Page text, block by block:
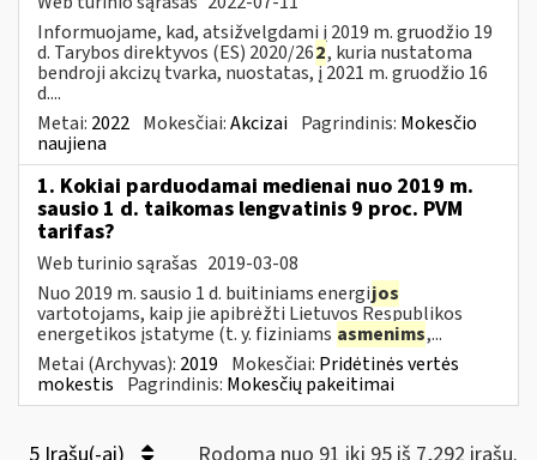
Informuojame, kad, atsižvelgdami į 2019 m. gruodžio 19
d. Tarybos direktyvos (ES) 2020/262, kuria nustatoma
bendroji akcizų tvarka, nuostatas, į 2021 m. gruodžio 16
d....
Metai: 2022 Mokesčiai:Akcizai Pagrindinis: Mokesčio
naujiena
1. Kokiai parduodamai medienai nuo 2019 m.
sausio 1 d. taikomas lengvatinis 9 proc. PVM
tarifas?
Web turinio sąrašas 2019-03-08
Nuo 2019 m. sausio 1 d. buitiniams energijos
vartotojams, kaip jie apibrėžti Lietuvos Respublikos
energetikos įstatyme (t. y. fiziniams asmenims,...
Metai (Archyvas): 2019 Mokesčiai: Pridėtinės vertės
mokestis Pagrindinis: Mokesčių pakeitimai
5 Įrašų(-ai) Rodoma nuo 91 iki 95 iš 7,292 irašų.